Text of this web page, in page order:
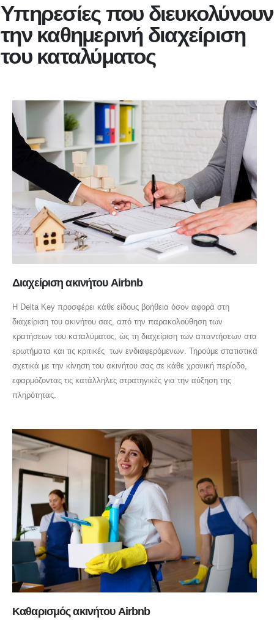
Υπηρεσίες που διευκολύνουν
την καθημερινή διαχείριση
του καταλύματος
Διαχείριση ακινήτου Airbnb
Η Delta Key προσφέρει κάθε είδους βοήθεια όσον αφορά στη
διαχείριση του ακινήτου σας, από την παρακολούθηση των
κρατήσεων του καταλύματος, ώς τη διαχείριση των απαντήσεων στα
ερωτήματα και τις κριτικές των ενδιαφερόμενων. Τηρούμε στατιστικά
σχετικά με την κίνηση του ακινήτου σας σε κάθε χρονική περίοδο,
εφαρμόζοντας τις κατάλληλες στρατηγικές για την αύξηση της
πληρότητας.
Καθαρισμός ακινήτου Airbnb